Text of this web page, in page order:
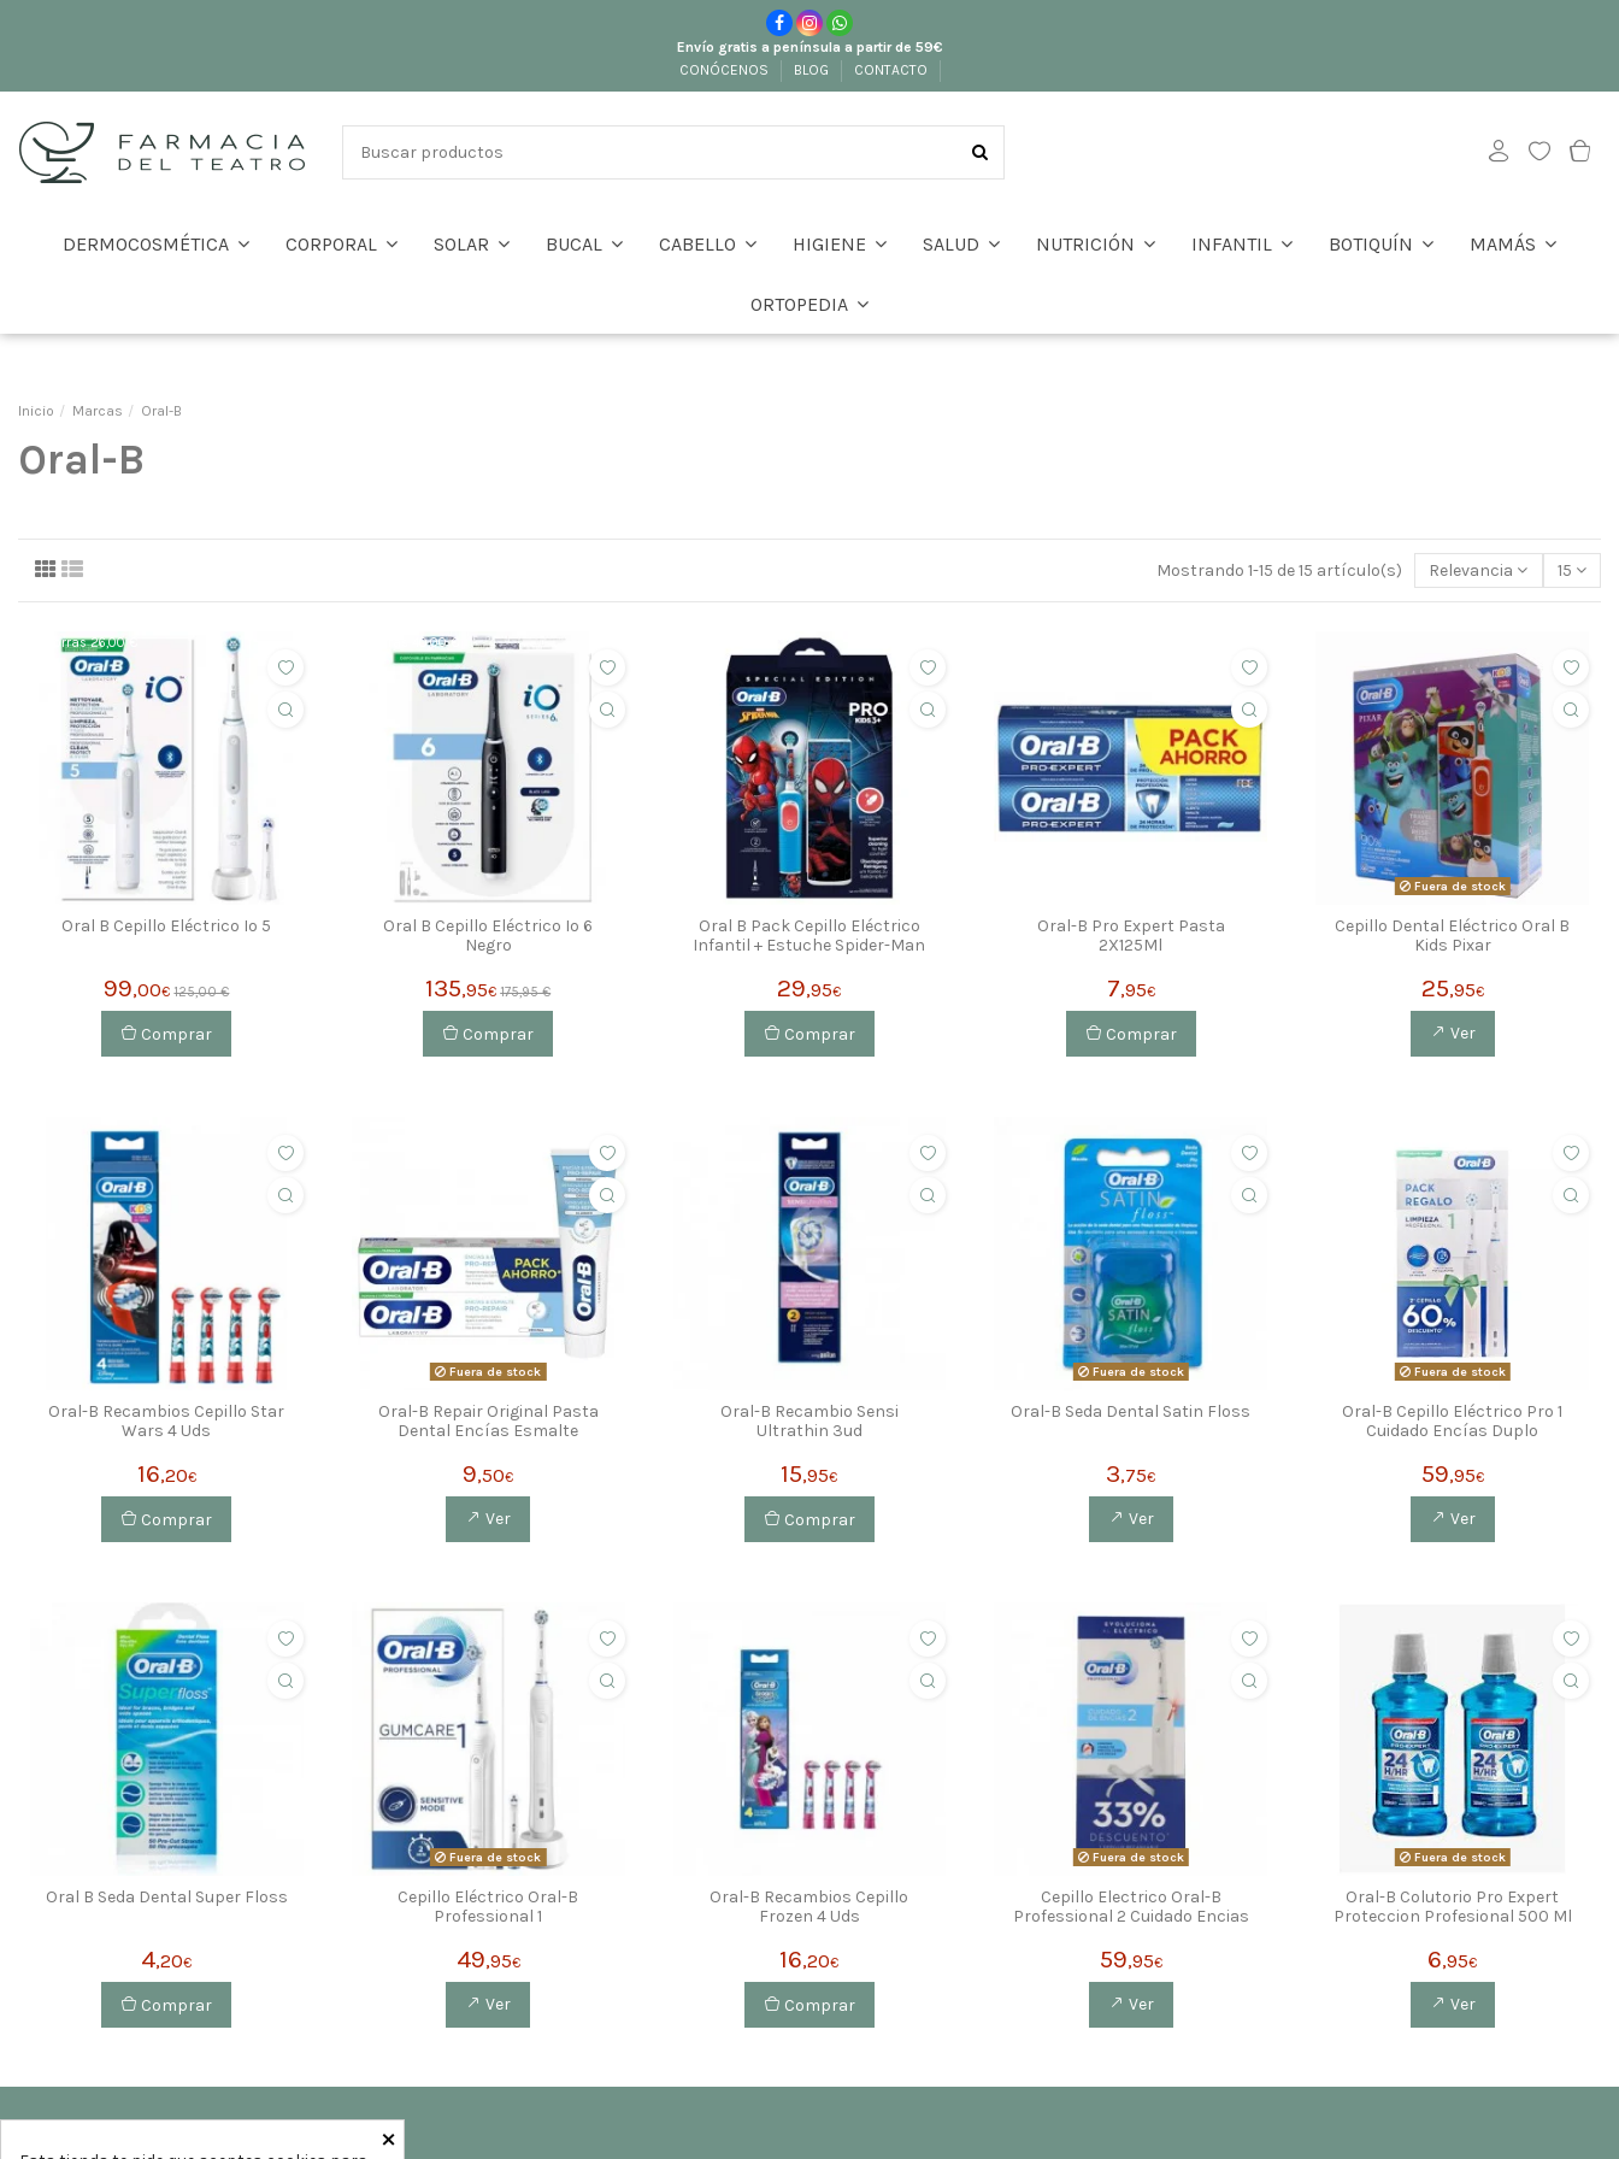
Envío gratis a península a partir de 59€
CONÓCENOS
BLOG CONTACTO
DERMOCOSMÉTICA CORPORAL SOLAR BUCAL CABELLO HIGIENE SALUD NUTRICIÓN INFANTIL BOTIQUÍN MAMÁS
ORTOPEDIA
Inicio Marcas Oral-B
Oral-B
Mostrando 1-15 de 15 artículo(s) Relevancia 15
ahorras 26,00 €
Oral B Cepillo Eléctrico Io 5
99,00€ 125,00 €
Comprar
ahorras 40,00 €
Oral B Cepillo Eléctrico Io 6
Negro
135,95€ 175,95 €
Comprar
Oral B Pack Cepillo Eléctrico
Infantil + Estuche Spider-Man
29,95€
Comprar
Oral-B Pro Expert Pasta
2X125Ml
7,95€
Comprar
Fuera de stock
Cepillo Dental Eléctrico Oral B
Kids Pixar
25,95€
Ver
Oral-B Recambios Cepillo Star
Wars 4 Uds
16,20€
Comprar
Fuera de stock
Oral-B Repair Original Pasta
Dental Encías Esmalte
9,50€
Ver
Oral-B Recambio Sensi
Ultrathin 3ud
15,95€
Comprar
Fuera de stock
Oral-B Seda Dental Satin Floss
3,75€
Ver
Fuera de stock
Oral-B Cepillo Eléctrico Pro 1
Cuidado Encías Duplo
59,95€
Ver
Oral B Seda Dental Super Floss
4,20€
Comprar
Fuera de stock
Cepillo Eléctrico Oral-B
Professional 1
49,95€
Ver
Oral-B Recambios Cepillo
Frozen 4 Uds
16,20€
Comprar
Fuera de stock
Cepillo Electrico Oral-B
Professional 2 Cuidado Encias
59,95€
Ver
Fuera de stock
Oral-B Colutorio Pro Expert
Proteccion Profesional 500 Ml
6,95€
Ver
×